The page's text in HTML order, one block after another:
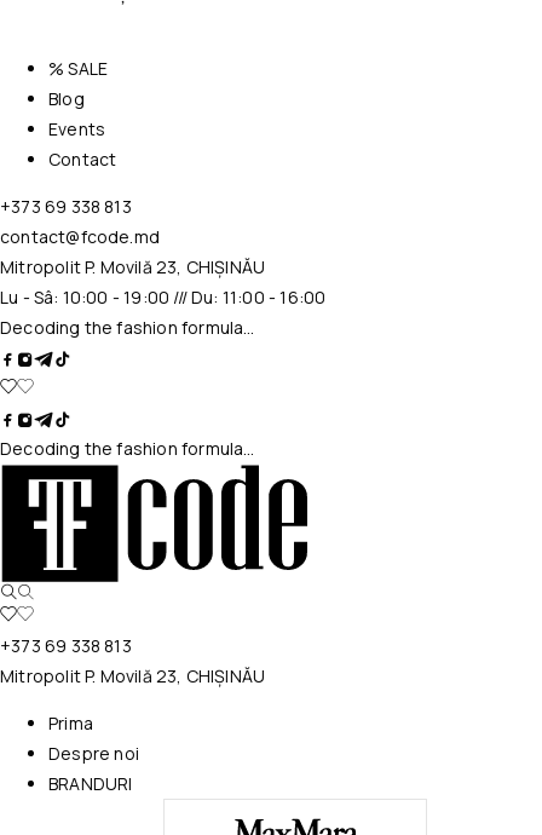
% SALE
Blog
Events
Contact
+373 69 338 813
contact@fcode.md
Mitropolit P. Movilă 23, CHIȘINĂU
Lu - Sâ: 10:00 - 19:00 /// Du: 11:00 - 16:00
Decoding the fashion formula…
Decoding the fashion formula…
+373 69 338 813
Mitropolit P. Movilă 23, CHIȘINĂU
Prima
Despre noi
BRANDURI